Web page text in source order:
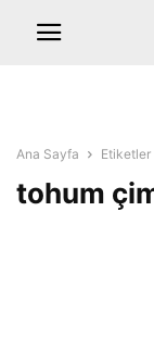
Ana Sayfa Etiketler
tohum